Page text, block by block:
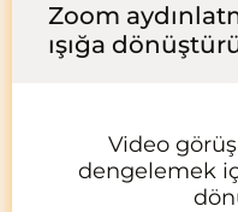
Zoom
ışığa
Video
dengelemek